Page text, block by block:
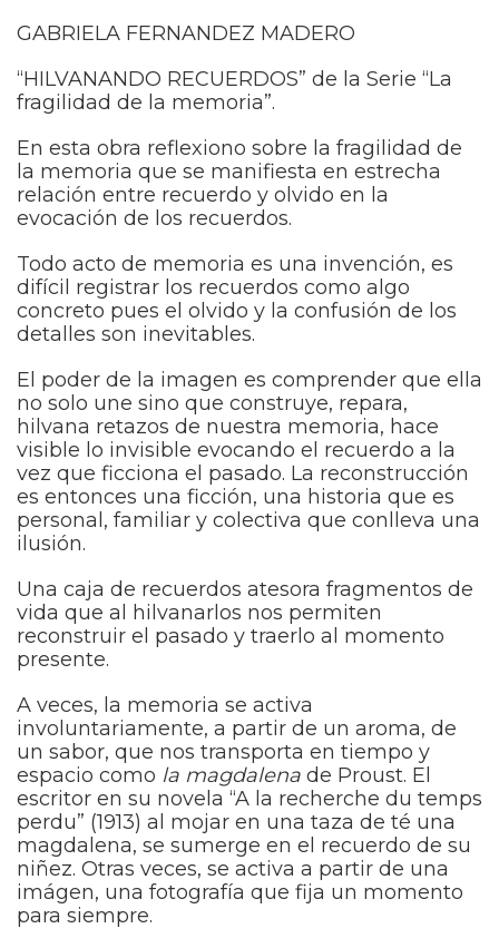
GABRIELA FERNANDEZ MADERO
“HILVANANDO RECUERDOS” de la Serie “La
fragilidad de la memoria”.
En esta obra reflexiono sobre la fragilidad de
la memoria que se manifiesta en estrecha
relación entre recuerdo y olvido en la
evocación de los recuerdos.
Todo acto de memoria es una invención, es
difícil registrar los recuerdos como algo
concreto pues el olvido y la confusión de los
detalles son inevitables.
El poder de la imagen es comprender que ella
no solo une sino que construye, repara,
hilvana retazos de nuestra memoria, hace
visible lo invisible evocando el recuerdo a la
vez que ficciona el pasado. La reconstrucción
es entonces una ficción, una historia que es
personal, familiar y colectiva que conlleva una
ilusión.
Una caja de recuerdos atesora fragmentos de
vida que al hilvanarlos nos permiten
reconstruir el pasado y traerlo al momento
presente.
A veces, la memoria se activa
involuntariamente, a partir de un aroma, de
un sabor, que nos transporta en tiempo y
espacio como la magdalena de Proust. El
escritor en su novela “A la recherche du temps
perdu” (1913) al mojar en una taza de té una
magdalena, se sumerge en el recuerdo de su
niñez. Otras veces, se activa a partir de una
imágen, una fotografía que fija un momento
para siempre.